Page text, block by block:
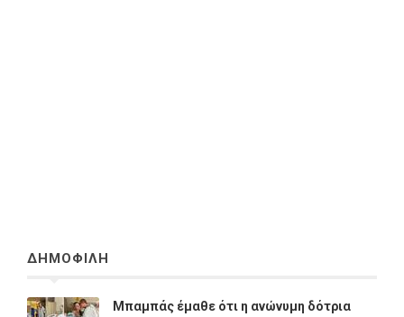
ΔΗΜΟΦΙΛΗ
Μπαμπάς έμαθε ότι η ανώνυμη δότρια